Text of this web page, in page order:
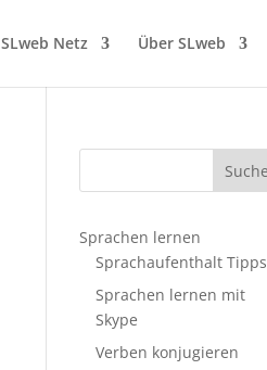
SLweb Netz Über SLweb
Sprachen lernen
Sprachaufenthalt Tipps
Sprachen lernen mit
Skype
Verben konjugieren